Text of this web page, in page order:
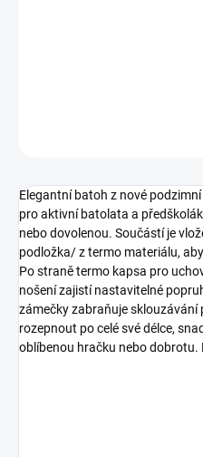
Elegantní batoh z nové
pro aktivní batolata a
nebo dovolenou. Součástí je
podložka/ z termo materiálu,
Po straně termo kapsa pro
nošení zajistí nastavitelné
zámečky zabraňuje
rozepnout po celé své délce,
oblíbenou hračku nebo dobrotu.